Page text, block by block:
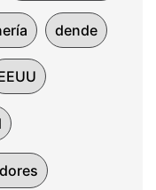
dende